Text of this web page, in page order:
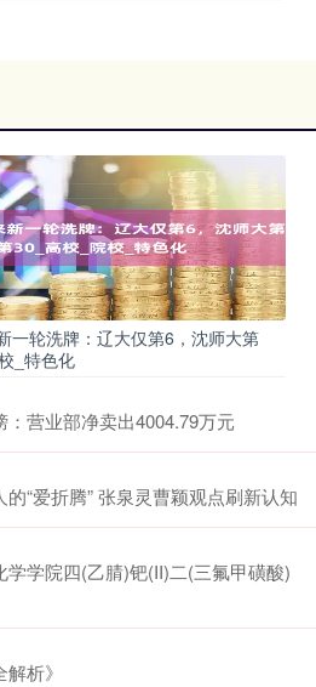
一轮洗牌：辽大仅第6，沈师大第
_特色化
营业部净卖出4004.79万元
“爱折腾” 张泉灵曹颖观点刷新认知
学院四(乙腈)钯(II)二(三氟甲磺酸)
析》